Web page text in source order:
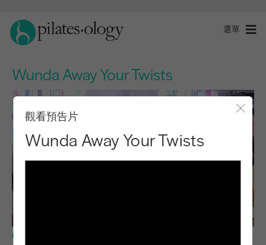
選單
Wunda Away Your Twists
關
觀看預告片
Wunda Away Your Twists